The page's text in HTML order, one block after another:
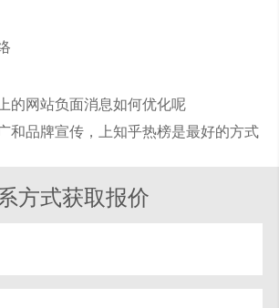
的网站负面消息如何优化呢
和品牌宣传，上知乎热榜是最好的方式
方式获取报价